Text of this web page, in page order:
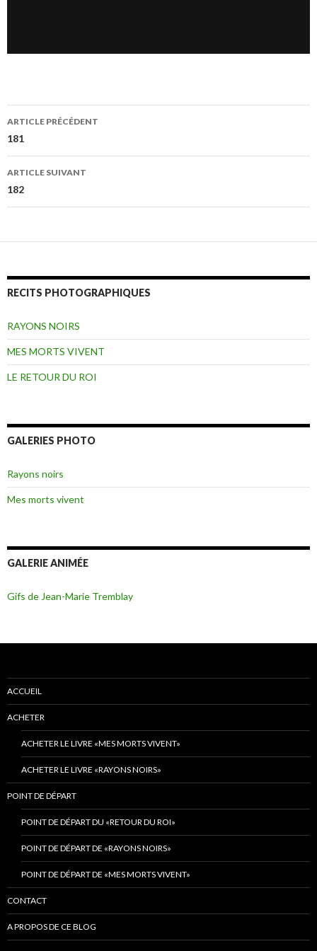
Navigation
des
articles
ARTICLE PRÉCÉDENT
181
ARTICLE SUIVANT
182
RECITS PHOTOGRAPHIQUES
RAYONS NOIRS
MES MORTS VIVENT
LE RETOUR DU ROI
GALERIES PHOTO
Rayons noirs
Mes morts vivent
GALERIE ANIMÉE
Gifs de Jean-Marie Tremblay
ACCUEIL
ACHETER
ACHETER LE LIVRE «MES MORTS VIVENT»
ACHETER LE LIVRE «RAYONS NOIRS»
POINT DE DÉPART
POINT DE DÉPART DU «RETOUR DU ROI»
POINT DE DÉPART DE «RAYONS NOIRS»
POINT DE DÉPART DE «MES MORTS VIVENT»
CONTACT
A PROPOS DE CE BLOG